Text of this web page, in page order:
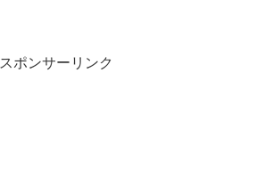
トゥーガ#トルトゥーガ奄美
スポンサーリンク